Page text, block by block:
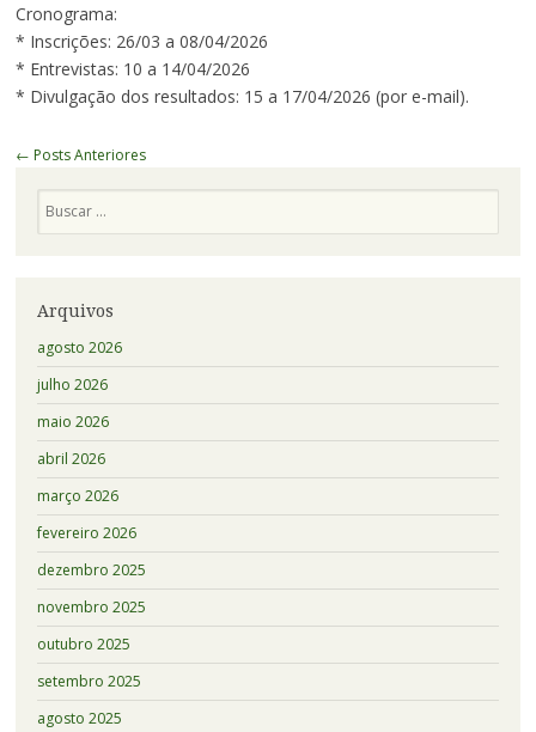
Cronograma:
* Inscrições: 26/03 a 08/04/2026
* Entrevistas: 10 a 14/04/2026
* Divulgação dos resultados: 15 a 17/04/2026 (por e-mail).
Navegação
Posts
← Posts Anteriores
Arquivos
agosto 2026
julho 2026
maio 2026
abril 2026
março 2026
fevereiro 2026
dezembro 2025
novembro 2025
outubro 2025
setembro 2025
agosto 2025